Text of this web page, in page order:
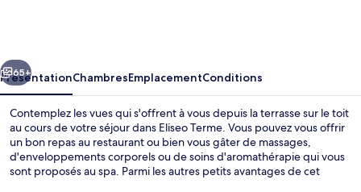
Suivant
65+
PrésentationChambresEmplacementConditions
Contemplez les vues qui s'offrent à vous depuis la terrasse sur le toit
au cours de votre séjour dans Eliseo Terme. Vous pouvez vous offrir
un bon repas au restaurant ou bien vous gâter de massages,
d'enveloppements corporels ou de soins d'aromathérapie qui vous
sont proposés au spa. Parmi les autres petits avantages de cet